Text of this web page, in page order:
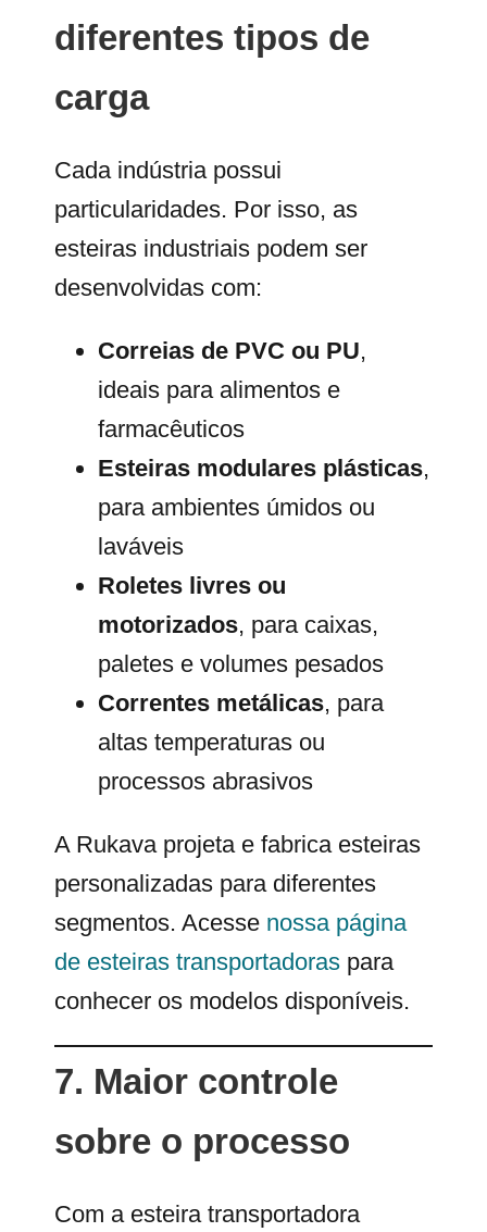
diferentes tipos de
carga
Cada indústria possui
particularidades. Por isso, as
esteiras industriais podem ser
desenvolvidas com:
Correias de PVC ou PU,
ideais para alimentos e
farmacêuticos
Esteiras modulares plásticas,
para ambientes úmidos ou
laváveis
Roletes livres ou
motorizados, para caixas,
paletes e volumes pesados
Correntes metálicas, para
altas temperaturas ou
processos abrasivos
A Rukava projeta e fabrica esteiras
personalizadas para diferentes
segmentos. Acesse nossa página
de esteiras transportadoras para
conhecer os modelos disponíveis.
7. Maior controle
sobre o processo
Com a esteira transportadora